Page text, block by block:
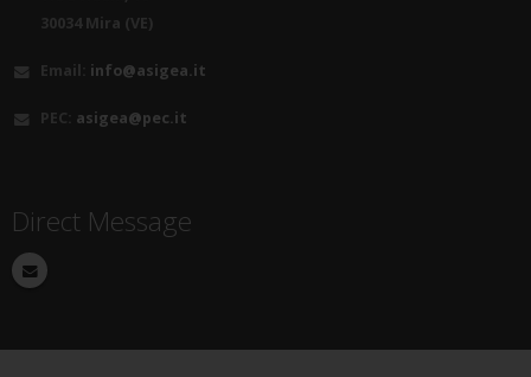
30034 Mira (VE)
Email: info@asigea.it
PEC: asigea@pec.it
Direct Message